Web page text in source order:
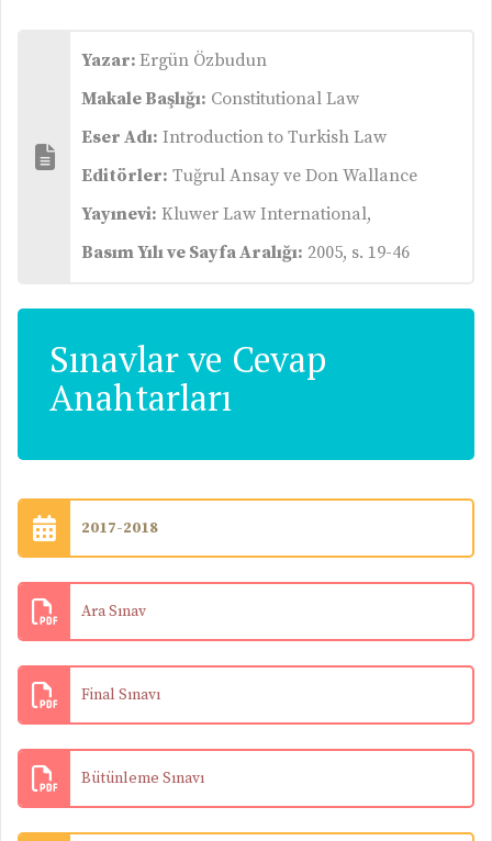
Yazar: Ergün Özbudun
Makale Başlığı: Constitutional Law
Eser Adı: Introduction to Turkish Law
Editörler: Tuğrul Ansay ve Don Wallance
Yayınevi: Kluwer Law International,
Basım Yılı ve Sayfa Aralığı: 2005, s. 19-46
Sınavlar ve Cevap
Anahtarları
2017-2018
Ara Sınav
Final Sınavı
Bütünleme Sınavı